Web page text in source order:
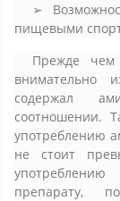
➢
пищевыми
Прежде чем
внимательно
содержал
соотношении.
употреблению
не стоит
препарату,